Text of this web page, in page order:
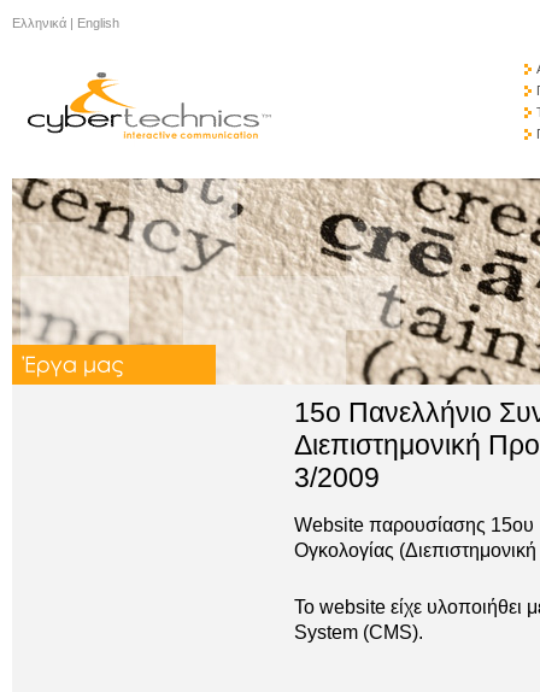
Ελληνικά | English
15ο Πανελλήνιο
Διεπιστημονική
3/2009
Website παρουσίασης 15ου
Ογκολογίας
To website είχε υλοποιήθει
System (CMS).